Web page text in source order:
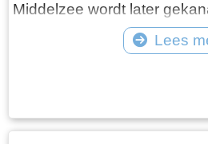
Middelzee wordt later
Folsgaasteropvaart. Een
komt, is de oude opvaart
Walma State is één van de
Lees